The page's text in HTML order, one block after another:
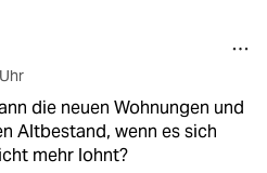
die neuen Wohnungen und
Altbestand, wenn es sich
mehr lohnt?